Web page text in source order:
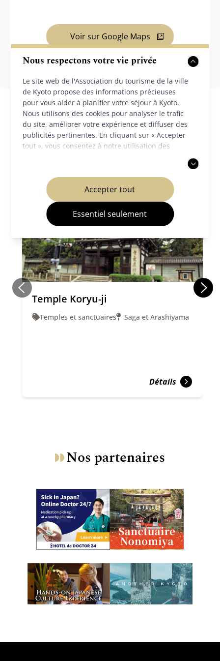
Nous respectons votre vie privée
Le site web de l'Association du tourisme de la ville
de Kyoto propose des informations précieuses
pour vous aider à planifier votre séjour à Kyoto.
Nous utilisons des cookies pour analyser le trafic
du site, améliorer votre expérience et diffuser des
publicités pertinentes. En cliquant sur « Accepter
tout », vous consentez à notre utilisation des
d'informations, veuillez consulter notrepolitique
de confidentialité
Accepter tout
Essentiel seulement
Voir sur Google Maps
Destinations à proximité
Temple Koryu-ji
Temples et sanctuaires Saga et Arashiyama
Détails
Nos partenaires